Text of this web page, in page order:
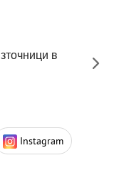
в
Instagram